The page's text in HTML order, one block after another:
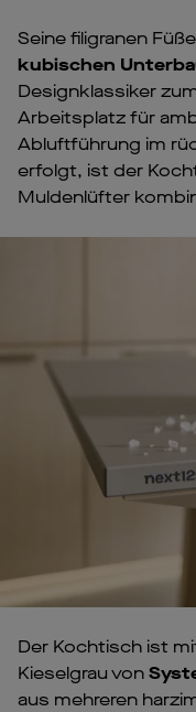
Seine filigranen
kubischen
Designklassiker
Arbeitsplatz für
Abluftführung im
erfolgt, ist der
Muldenlüfter
Der Kochtisch ist
Kieselgrau von
aus mehreren